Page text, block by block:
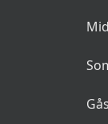
Grov
Äppelmos